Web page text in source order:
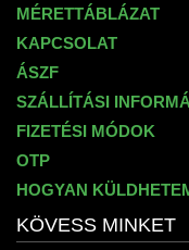
MÉRETTÁBLÁZAT
KAPCSOLAT
ÁSZF
SZÁLLÍTÁSI
FIZETÉSI MÓDOK
OTP
HOGYAN
KÖVESS MINKET